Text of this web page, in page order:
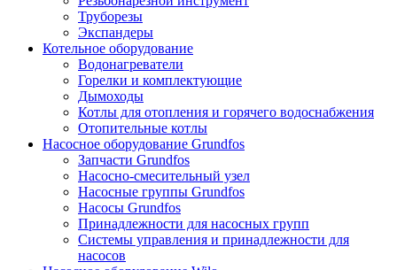
Труборезы
Экспандеры
Котельное оборудование
Водонагреватели
Горелки и комплектующие
Дымоходы
Котлы для отопления и горячего водоснабжения
Отопительные котлы
Насосное оборудование Grundfos
Запчасти Grundfos
Насосно-смесительный узел
Насосные группы Grundfos
Насосы Grundfos
Принадлежности для насосных групп
Системы управления и принадлежности для
насосов